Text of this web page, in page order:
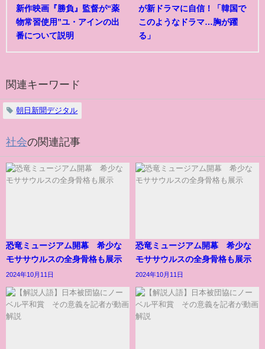
新作映画『勝負』監督が“薬
物常習使用”ユ・アインの出
番について説明
が新ドラマに自信！「韓国で
このようなドラマ…胸が躍
る」
関連キーワード
朝日新聞デジタル
社会の関連記事
恐竜ミュージアム開幕 希少な
モササウルスの全身骨格も展示
2024年10月11日
恐竜ミュージアム開幕 希少な
モササウルスの全身骨格も展示
2024年10月11日